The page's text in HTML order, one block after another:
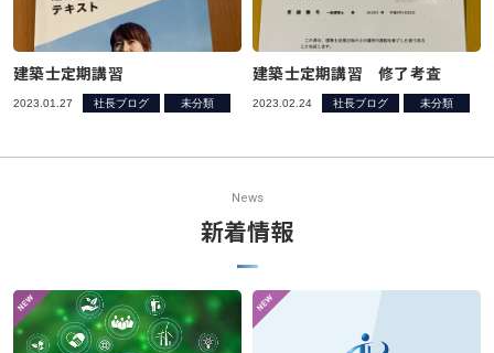
建築士定期講習
2023.01.27 社長ブログ 未分類
建築士定期講習 修了考査
2023.02.24 社長ブログ 未分類
News
新着情報